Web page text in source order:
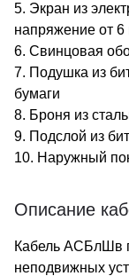
5. Экран из
напряжение от 6
6. Свинцовая
7. Подушка из
бумаги
8. Броня из
9. Подслой из
10. Наружный
Описание
Кабель АСБлШв
неподвижных